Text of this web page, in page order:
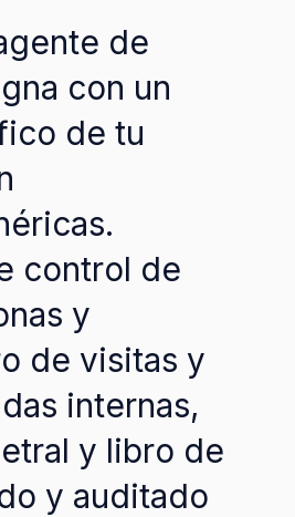
de
con un
de tu
control de
y
de visitas y
internas,
y libro de
y auditado